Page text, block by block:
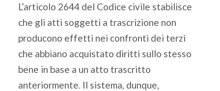
L’articolo 2644 del Codice civile stabilisce
che gli atti soggetti a trascrizione non
producono effetti nei confronti dei terzi
che abbiano acquistato diritti sullo stesso
bene in base a un atto trascritto
anteriormente. Il sistema, dunque,